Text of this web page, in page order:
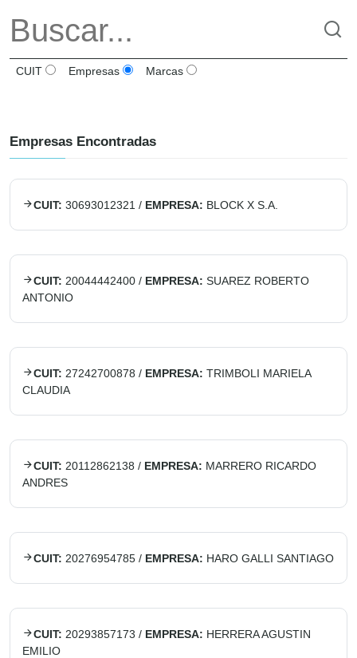
CUIT Empresas Marcas
Empresas Encontradas
CUIT: 30693012321 / EMPRESA: BLOCK X S.A.
CUIT: 20044442400 / EMPRESA: SUAREZ ROBERTO
ANTONIO
CUIT: 27242700878 / EMPRESA: TRIMBOLI MARIELA
CLAUDIA
CUIT: 20112862138 / EMPRESA: MARRERO RICARDO
ANDRES
CUIT: 20276954785 / EMPRESA: HARO GALLI SANTIAGO
CUIT: 20293857173 / EMPRESA: HERRERA AGUSTIN
EMILIO